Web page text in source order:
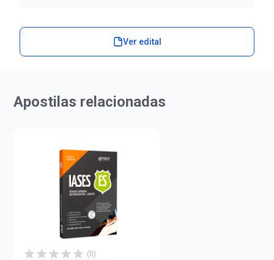
Ver edital
Apostilas relacionadas
(0)